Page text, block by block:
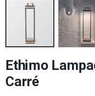
all'inizio
della
galleria
Ethimo
Carré